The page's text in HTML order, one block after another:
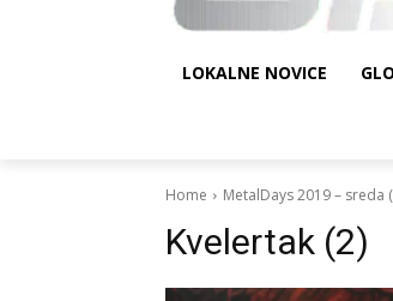
LOKALNE NOVICE
Home MetalDays 2019 – sreda
Kvelertak (2)